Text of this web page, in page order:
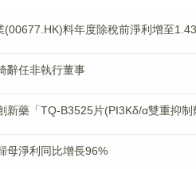
(00677.HK)料年度除稅前淨利增至
辭任非執行董事
新藥「TQ-B3525片(PI3Kδ/α雙重抑
母淨利同比增長96%